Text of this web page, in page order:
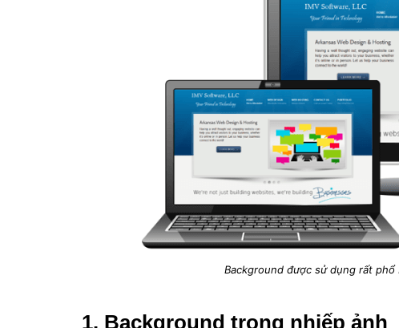
Background được sử dụng rất
1. Background trong nhiếp ảnh